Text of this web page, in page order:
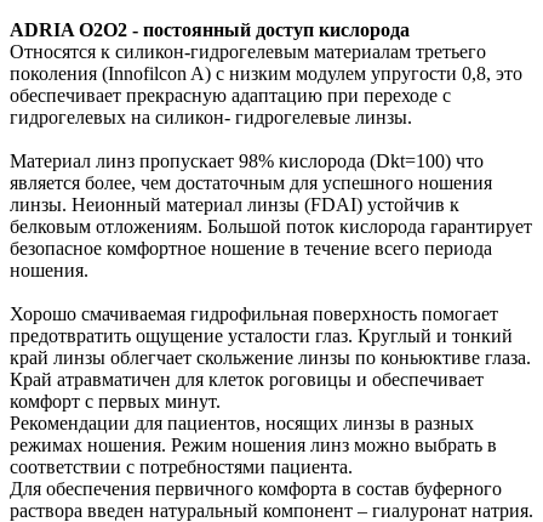
ADRIA O2O2 - постоянный доступ кислорода
Относятся к силикон-гидрогелевым материалам третьего
поколения (Innofilcon A) с низким модулем упругости 0,8, это
обеспечивает прекрасную адаптацию при переходе с
гидрогелевых на силикон- гидрогелевые линзы.
Материал линз пропускает 98% кислорода (Dkt=100) что
является более, чем достаточным для успешного ношения
линзы. Неионный материал линзы (FDAI) устойчив к
белковым отложениям. Большой поток кислорода гарантирует
безопасное комфортное ношение в течение всего периода
ношения.
Хорошо смачиваемая гидрофильная поверхность помогает
предотвратить ощущение усталости глаз. Круглый и тонкий
край линзы облегчает скольжение линзы по коньюктиве глаза.
Край атравматичен для клеток роговицы и обеспечивает
комфорт с первых минут.
Рекомендации для пациентов, носящих линзы в разных
режимах ношения. Режим ношения линз можно выбрать в
соответствии с потребностями пациента.
Для обеспечения первичного комфорта в состав буферного
раствора введен натуральный компонент – гиалуронат натрия.